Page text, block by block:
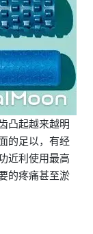
凸起越来越明
的足以，有经
近利使用最高
的疼痛甚至淤